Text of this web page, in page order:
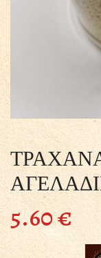
5.60€